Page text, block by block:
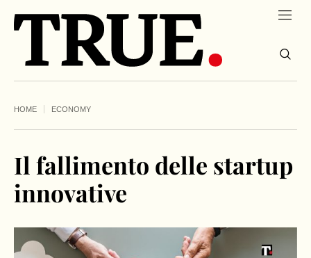
HOME ECONOMY
Il fallimento delle startup
innovative